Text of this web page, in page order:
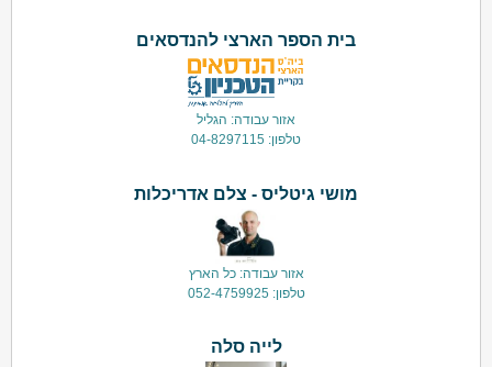
בית הספר הארצי להנדסאים
אזור עבודה: הגליל
טלפון: 04-8297115
מושי גיטליס - צלם אדריכלות
אזור עבודה: כל הארץ
טלפון: 052-4759925
לייה סלה